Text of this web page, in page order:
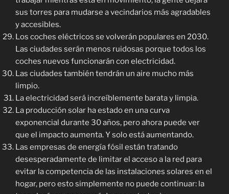
sus torres para mudarse a vecindarios más agradables
y accesibles.
Los coches eléctricos se volverán populares en 2030.
Las ciudades serán menos ruidosas porque todos los
coches nuevos funcionarán con electricidad.
Las ciudades también tendrán un aire mucho más
limpio.
La electricidad será increíblemente barata y limpia.
La producción solar ha estado en una curva
exponencial durante 30 años, pero ahora puede ver
que el impacto aumenta. Y solo está aumentando.
Las empresas de energía fósil están tratando
desesperadamente de limitar el acceso a la red para
evitar la competencia de las instalaciones solares en el
hogar, pero esto simplemente no puede continuar: la